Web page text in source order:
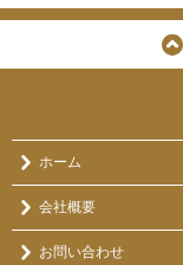
ホーム
会社概要
お問い合わせ